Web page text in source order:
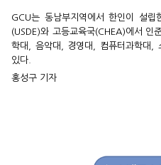
GCU는 동남부지역에서 한인이 설립
(USDE)와 고등교육국(CHEA)에서 인
학대, 음악대, 경영대, 컴퓨터과학대,
있다.
홍성구 기자